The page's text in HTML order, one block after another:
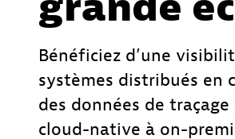
Bénéficiez d’une
systèmes distribués en
des données de
cloud-native à on-